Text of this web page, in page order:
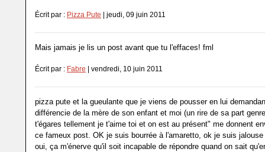
Écrit par : Pizza Pute | jeudi, 09 juin 2011
Mais jamais je lis un post avant que tu l'effaces! fml
Écrit par : Fabre | vendredi, 10 juin 2011
pizza pute et la gueulante que je viens de pousser en lui
différencie de la mère de son enfant et moi (un rire de sa part
t'égares tellement je t'aime toi et on est au présent" me donnent
ce fameux post. OK je suis bourrée à l'amaretto, ok je suis jalouse
oui, ça m'énerve qu'il soit incapable de répondre quand on sait